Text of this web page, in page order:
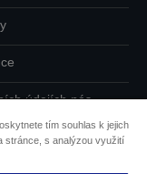
údajích nás
tím souhlas k jejich
stránce, s analýzou využití